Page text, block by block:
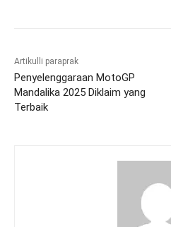
Artikulli paraprak
Penyelenggaraan MotoGP
Mandalika 2025 Diklaim yang
Terbaik